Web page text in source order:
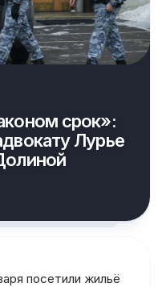
срок»:
Лурье
посетили жильё